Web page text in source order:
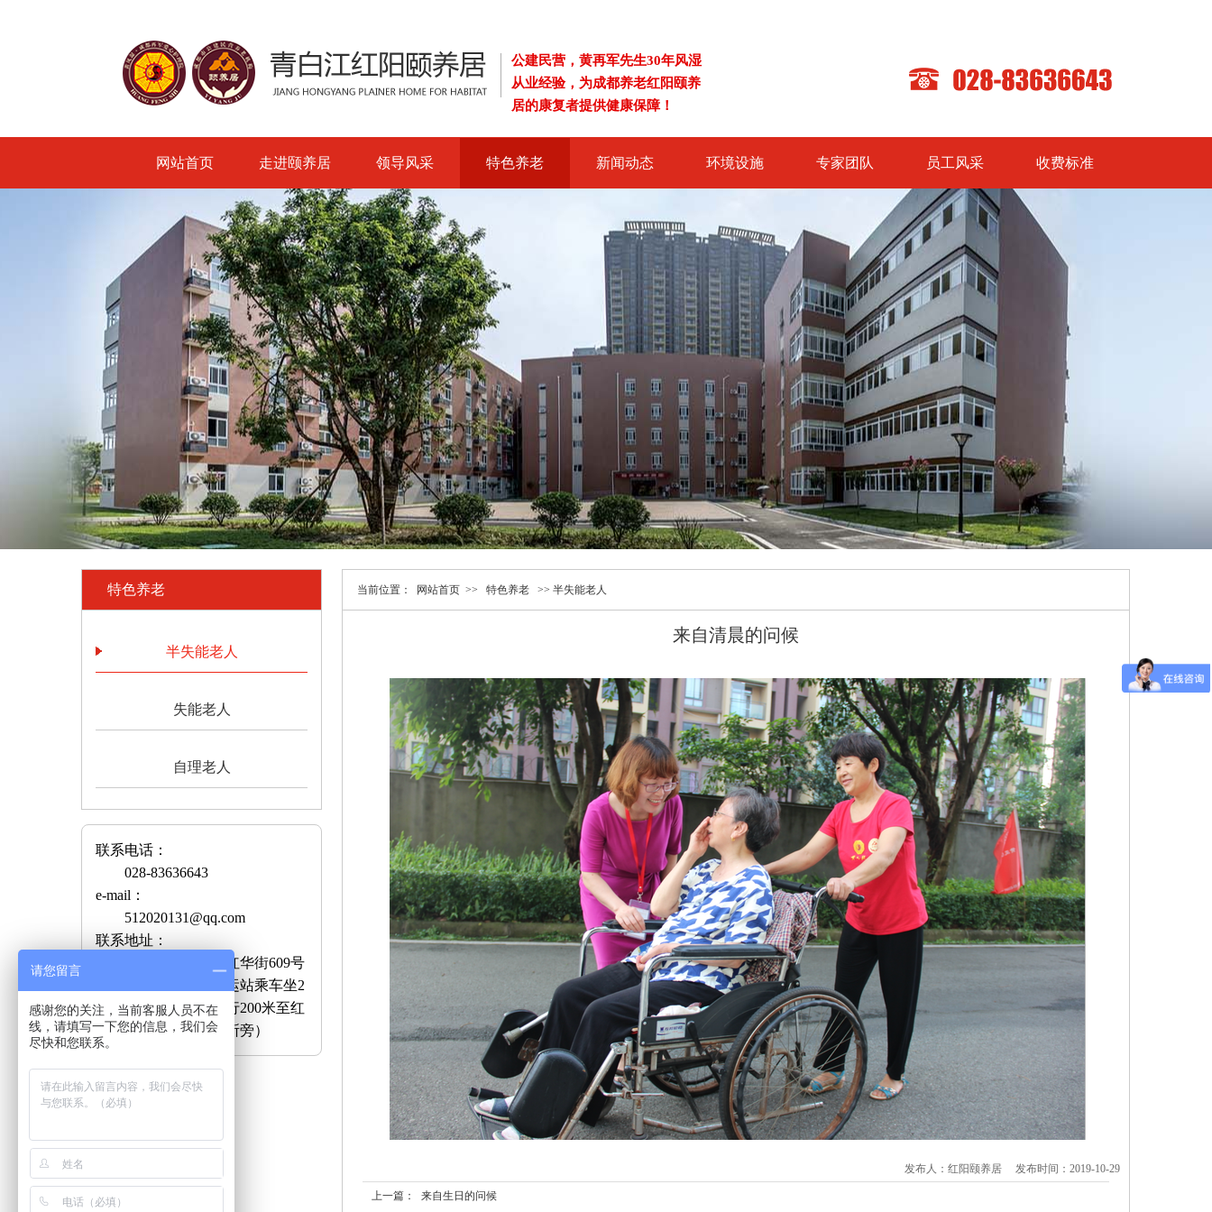
公建民营，黄再军先生30年风湿
从业经验，为成都养老红阳颐养
居的康复者提供健康保障！
网站首页 走进颐养居 领导风采 特色养老 新闻动态 环境设施 专家团队 员工风采 收费标准
特色养老
半失能老人
失能老人
自理老人
联系电话：
028-83636643
e-mail：
512020131@qq.com
联系地址：
成都市青白江区红华街609号
乘车路线：青白江客运站乘车坐2
路至华逸路口下车步行200米至红
阳颐养居（大弯工商所旁）
当前位置： 网站首页 >> 特色养老 >> 半失能老人
来自清晨的问候
发布人：红阳颐养居 发布时间：2019-10-29
上一篇： 来自生日的问候
请您留言
感谢您的关注，当前客服人员不在
线，请填写一下您的信息，我们会
尽快和您联系。